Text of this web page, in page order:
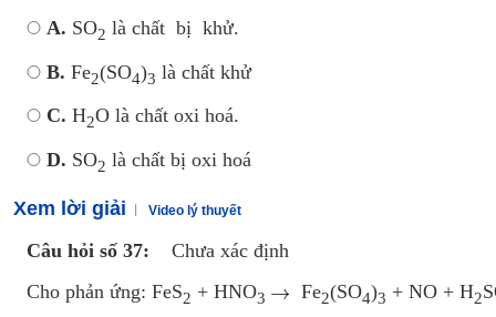
A. SO2 là chất bị khử.
B. Fe2(SO4)3 là chất khử
C. H2O là chất oxi hoá.
D. SO2 là chất bị oxi hoá
Xem lời giải Video lý thuyết
Câu hỏi số 37:
Chưa xác định
Cho phản ứng: FeS2 + HNO3 Fe2(SO4)3 + NO + H2